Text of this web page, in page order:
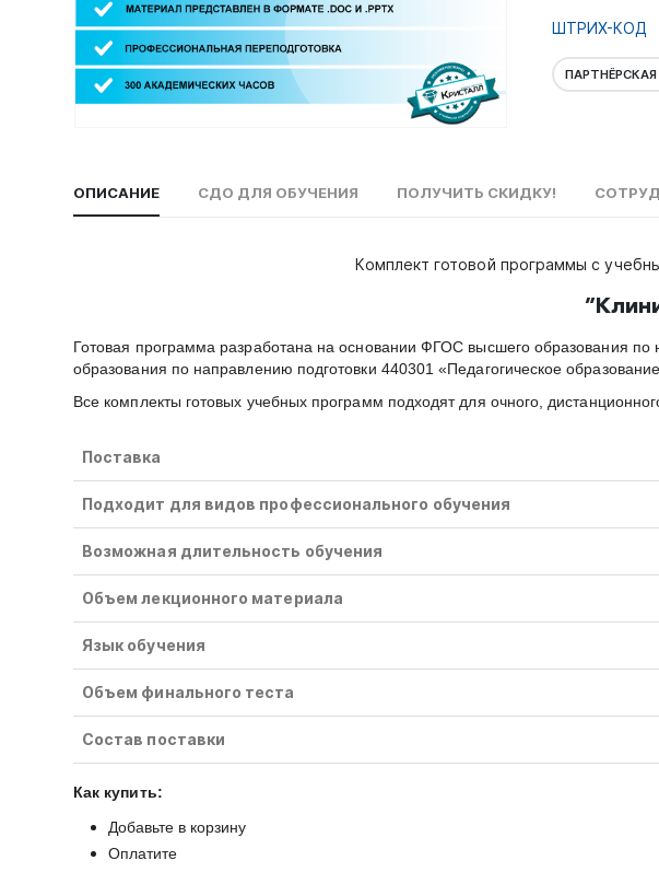
ШТРИХ-КОД
ОПИСАНИЕ СДО ДЛЯ ОБУЧЕНИЯ ПОЛУЧИТЬ СКИДКУ!
Комплект готовой программы с
Готовая программа разработана на основании ФГОС высшего образования
образования по направлению подготовки 440301 «Педагогическое
Все комплекты готовых учебных программ подходят для очного,
Поставка
Подходит для видов профессионального обучения
Возможная длительность обучения
Объем лекционного материала
Язык обучения
Объем финального теста
Состав поставки
Как купить:
Добавьте в корзину
Оплатите